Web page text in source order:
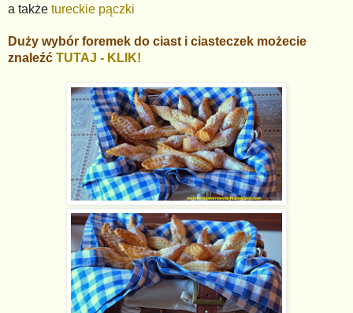
a także tureckie pączki
Duży wybór foremek do ciast i ciasteczek możecie
znaleźć TUTAJ - KLIK!